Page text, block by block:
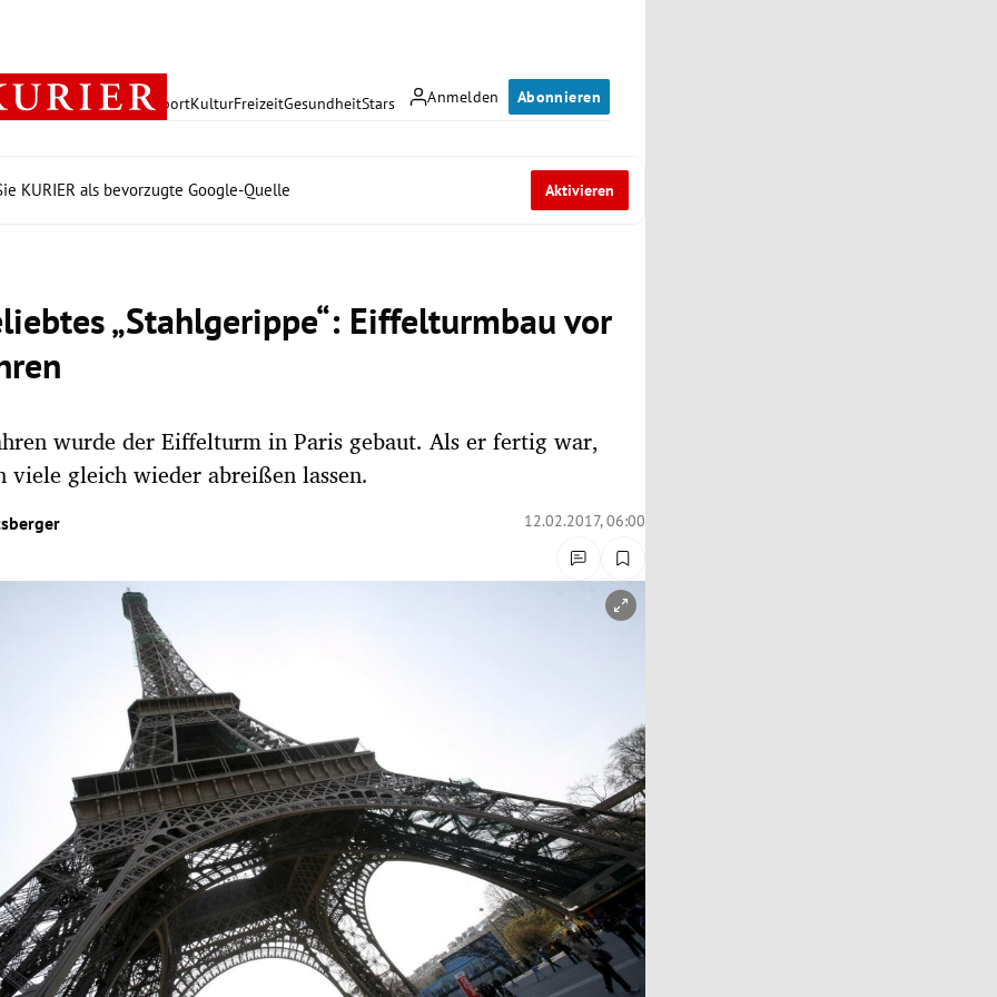
Anmelden Abonnieren
PolitikWirtschaft SportKulturFreizeitGesundheitStars
KURIER als bevorzugte Google-Quelle Aktivieren
„Stahlgerippe“: Eiffelturmbau vor
wurde der Eiffelturm in Paris gebaut. Als er fertig war,
gleich wieder abreißen lassen.
12.02.2017, 06:00
öffnen/schließen